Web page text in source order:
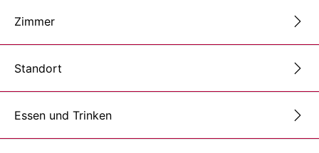
Zimmer
Standort
Essen und Trinken